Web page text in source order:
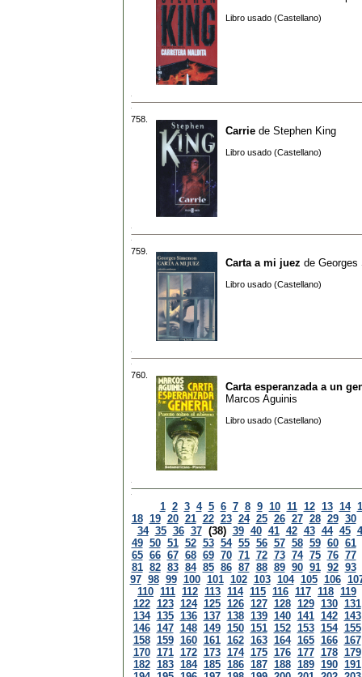
Libro usado (Castellano)
758.
Carrie de Stephen King
Libro usado (Castellano)
759.
Carta a mi juez de Georges
Libro usado (Castellano)
760.
Carta esperanzada a un
Marcos Aguinis
Libro usado (Castellano)
1 2 3 4 5 6 7 8 9 10 11 12 13 14
18 19 20 21 22 23 24 25 26 27 28 29 30
34 35 36 37 (38) 39 40 41 42 43 44 45
49 50 51 52 53 54 55 56 57 58 59 60 61
65 66 67 68 69 70 71 72 73 74 75 76 77
81 82 83 84 85 86 87 88 89 90 91 92 93
97 98 99 100 101 102 103 104 105 106
110 111 112 113 114 115 116 117 118 119
122 123 124 125 126 127 128 129 130 131
134 135 136 137 138 139 140 141 142 143
146 147 148 149 150 151 152 153 154 155
158 159 160 161 162 163 164 165 166 167
170 171 172 173 174 175 176 177 178 179
182 183 184 185 186 187 188 189 190 191